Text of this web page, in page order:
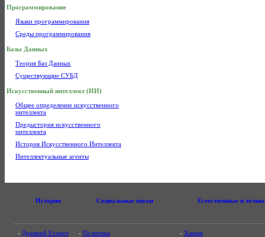
Программирование
Языки программирования
Среды программирования
Базы Данных
Теория Баз Данных
Существующие СУБД
Искусственный интеллект (ИИ)
Общее определение искусственного
интеллекта
Предыстория искусственного
интеллекта
История Искусственного Интеллекта
Интеллектуальные агенты
История Социальные науки Естественные и
- Древний Египет
- Политика
- Химия